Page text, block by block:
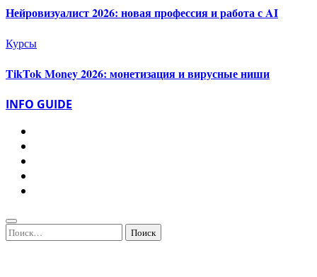
Нейровизуалист 2026: новая профессия и работа с AI
Курсы
TikTok Money 2026: монетизация и вирусные ниши
INFO GUIDE
Найти: